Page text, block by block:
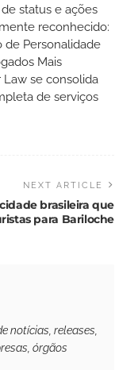
status e ações
reconhecido:
de Personalidade
Mais
se consolida
de serviços
NEXT ARTICLE
brasileira que
para Bariloche
notícias, releases,
órgãos